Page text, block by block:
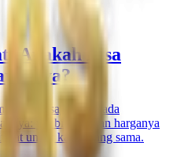
Apakah Bisa
'Emas saya tidak ada
ya, bisa — dan harganya
untuk kadar yang sama.